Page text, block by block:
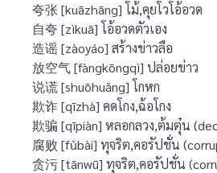
夸张 [kuāzhāng] โม้,คุยโวโอ้อวด
自夸 [zìkuā] โอ้อวดตัวเอง
造谣 [zàoyáo] สร้างข่าวลือ
放空气 [fàngkōngqì] ปล่อยข่าว
说谎 [shuōhuǎng] โกหก
欺诈 [qīzhà] คดโกง,ฉ้อโกง
欺骗 [qīpiàn] หลอกลวง,ต้มตุ๋น
腐败 [fǔbài] ทุจริต,คอรัปชั่น
贪污 [tānwū] ทุจริต,คอรัปชั่น